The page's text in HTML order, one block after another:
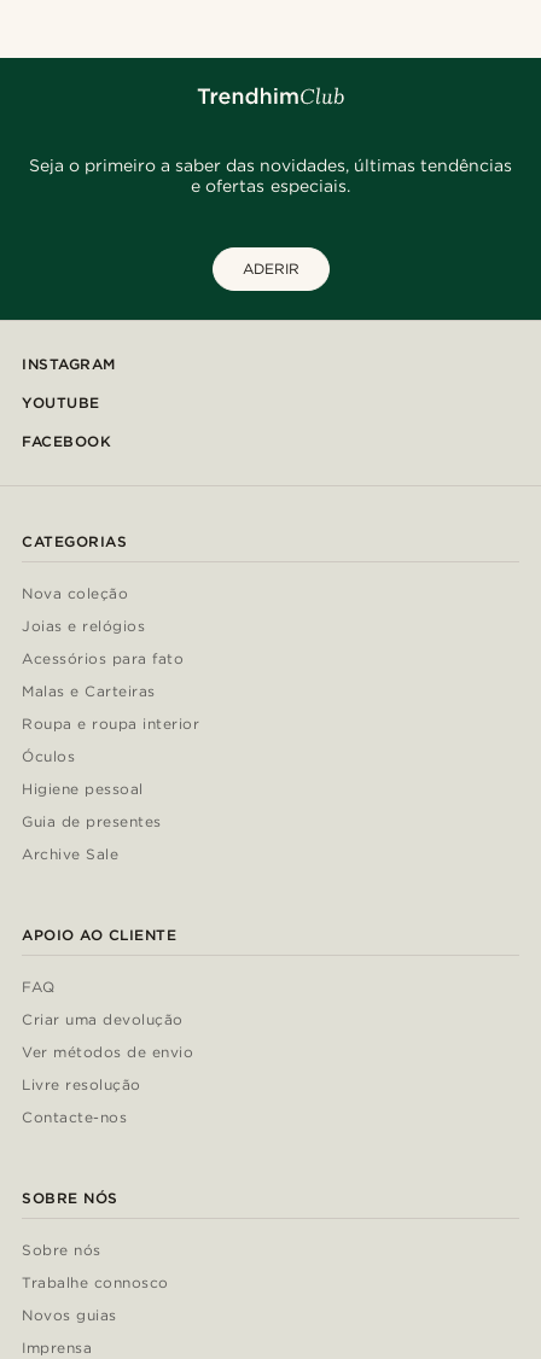
Seja o primeiro a saber das novidades, últimas tendências
e ofertas especiais.
ADERIR
INSTAGRAM
YOUTUBE
FACEBOOK
CATEGORIAS
Nova coleção
Joias e relógios
Acessórios para fato
Malas e Carteiras
Roupa e roupa interior
Óculos
Higiene pessoal
Guia de presentes
Archive Sale
APOIO AO CLIENTE
FAQ
Criar uma devolução
Ver métodos de envio
Livre resolução
Contacte-nos
SOBRE NÓS
Sobre nós
Trabalhe connosco
Novos guias
Imprensa